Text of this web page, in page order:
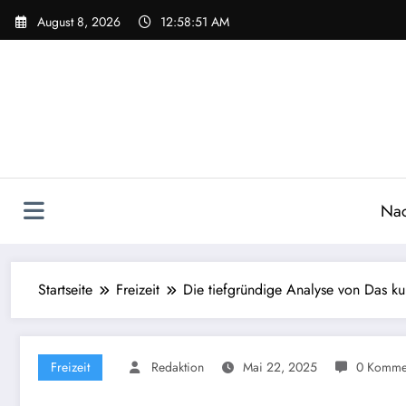
Zum
Inhalt
August 8, 2026 12:58:52 AM
Startseite Freizeit Die tiefgründige Analyse von Das
Freizeit Redaktion Mai 22, 2025 0